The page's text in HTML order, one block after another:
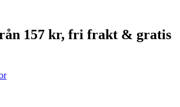
157 kr, fri frakt & gratis